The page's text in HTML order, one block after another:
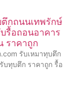
ตึกถนนเทพรักษ์
รื้อถอนอาคาร
ราคาถูก
รับเหมาทุบตึก
บทุบตึก ราคาถูก รื้อ